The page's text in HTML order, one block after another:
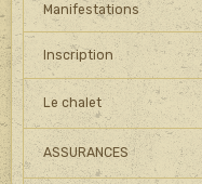
Manifestations
Inscription
Le chalet
ASSURANCES